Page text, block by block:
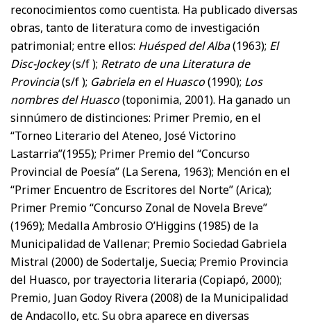
reconocimientos como cuentista. Ha publicado diversas
obras, tanto de literatura como de investigación
patrimonial; entre ellos: Huésped del Alba(1963); El
Disc-Jockey(s/f ); Retrato de una Literatura de
Provincia(s/f ); Gabriela en el Huasco(1990); Los
nombres del Huasco(toponimia, 2001). Ha ganado un
sinnúmero de distinciones: Primer Premio, en el
“Torneo Literario del Ateneo, José Victorino
Lastarria”(1955); Primer Premio del “Concurso
Provincial de Poesía” (La Serena, 1963); Mención en el
“Primer Encuentro de Escritores del Norte” (Arica);
Primer Premio “Concurso Zonal de Novela Breve”
(1969); Medalla Ambrosio O’Higgins (1985) de la
Municipalidad de Vallenar; Premio Sociedad Gabriela
Mistral (2000) de Sodertalje, Suecia; Premio Provincia
del Huasco, por trayectoria literaria (Copiapó, 2000);
Premio, Juan Godoy Rivera (2008) de la Municipalidad
de Andacollo, etc. Su obra aparece en diversas